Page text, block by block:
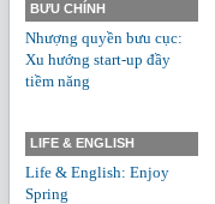
BƯU CHÍNH
Nhượng quyền bưu cục:
Xu hướng start-up đầy
tiềm năng
LIFE & ENGLISH
Life & English: Enjoy
Spring